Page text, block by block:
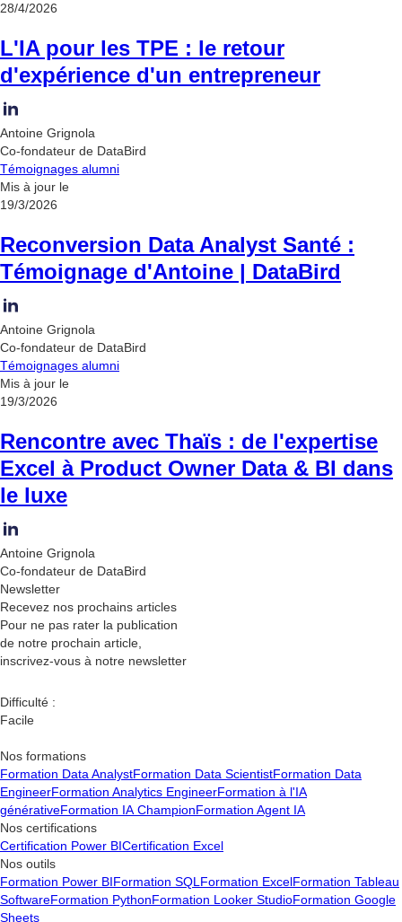
28/4/2026
L'IA pour les TPE : le retour
d'expérience d'un entrepreneur
Antoine Grignola
Co-fondateur de DataBird
Témoignages alumni
Mis à jour le
19/3/2026
Reconversion Data Analyst Santé :
Témoignage d'Antoine | DataBird
Antoine Grignola
Co-fondateur de DataBird
Témoignages alumni
Mis à jour le
19/3/2026
Rencontre avec Thaïs : de l'expertise
Excel à Product Owner Data & BI dans
le luxe
Antoine Grignola
Co-fondateur de DataBird
Newsletter
Recevez nos prochains articles
Pour ne pas rater la publication
de notre prochain article,
inscrivez-vous à notre newsletter
Difficulté :
Facile
Nos formations
Formation Data AnalystFormation Data ScientistFormation Data
EngineerFormation Analytics EngineerFormation à l'IA
générativeFormation IA ChampionFormation Agent IA
Nos certifications
Certification Power BICertification Excel
Nos outils
Formation Power BIFormation SQL Formation ExcelFormation Tableau
SoftwareFormation PythonFormation Looker StudioFormation Google
Sheets